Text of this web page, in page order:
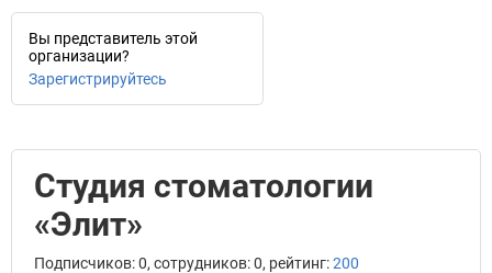
Вы представитель этой
организации?
Зарегистрируйтесь
Студия стоматологии
«Элит»
Подписчиков: 0, сотрудников: 0, рейтинг:200